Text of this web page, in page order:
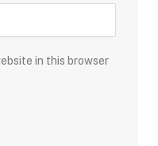
in this browser